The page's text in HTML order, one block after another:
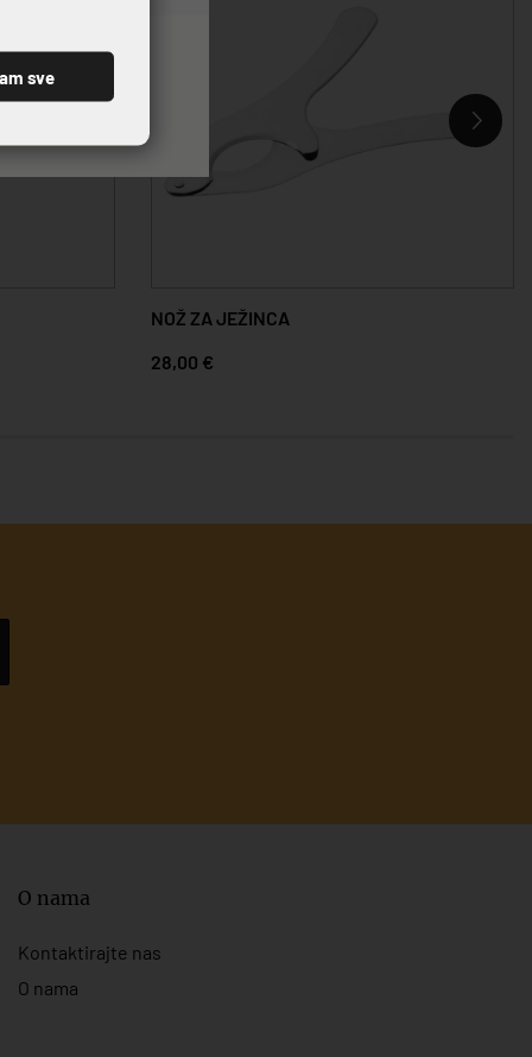
NOŽ ZA JEŽINCA
28,00 €
O nama
Kontaktirajte nas
O nama
sve